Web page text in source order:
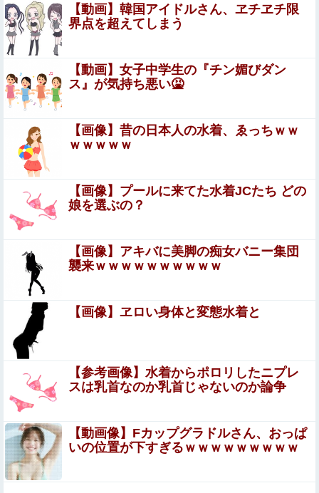
【悲報】ワイ、軽貨物ドライバーという職業を知ってしま
う・・・・・・・・・他
グラドルで天下取って乳首出しヌードになった女
【速報】北海道江別大学生殺人事件、主犯格の川口被告
(19)に無期懲役の判決←これ、妥当だと思う？？？？？？
【ウマ娘】ウマ娘とウマドッグの大きさのイメージ
【閲覧注意】サッカーの試合中に落雷、選手1人が即死す
る瞬間が「伝説級の映像」だと話題に・・・
ジャングリア沖縄「3万円です」←ディズニー超えの強気
寺田心さん(18)、筋トレした結果無事かわいくなる（※画
像あり）
小倉ゆうか（元・小倉優香）がグラビア復帰！結局、脱ぐ
しかないｗｗｗｗ
【衝撃動画】アメリカ人なら絶対目が覚める目覚まし時計
がこちら…凄すぎる…
フリマ民「あと500円値下げ出来ませんか」ワイ「ほ～い
購入ｗ」
【悲報】高市早苗さん、平和式典で防弾ガラスに囲わ
れながらスピーチ
【画像】 露出狂の高校女教師、見つかるｗｗｗ
【動画】韓国アイドルさん、ヱチヱチ限
界点を超えてしまう
【動画】女子中学生の『チン媚びダン
ス』が気持ち悪い🤮
【画像】昔の日本人の水着、ゑっちｗｗ
ｗｗｗｗｗ
【画像】プールに来てた水着JCたち どの
娘を選ぶの？
【画像】アキバに美脚の痴女バニー集団
襲来ｗｗｗｗｗｗｗｗｗｗ
【画像】ヱロい身体と変態水着と
【参考画像】水着からポロリしたニプレ
スは乳首なのか乳首じゃないのか論争
【動画像】Fカップグラドルさん、おっぱ
いの位置が下すぎるｗｗｗｗｗｗｗｗｗ